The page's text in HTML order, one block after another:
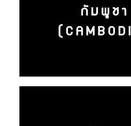
กัมพูชา